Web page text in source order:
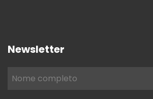
Newsletter